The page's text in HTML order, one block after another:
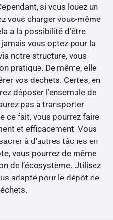
si vous louez un
vous charger vous-même
a la possibilité d’être
vous optez pour la
notre structure, vous
pratique. De même, elle
vos déchets. Certes, en
déposer l’ensemble de
pas à transporter
ce fait, vous pourrez faire
et efficacement. Vous
à d’autres tâches en
vous pourrez de même
de l’écosystème. Utilisez
adapté pour le dépôt de